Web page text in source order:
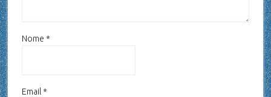
Nome *
Email *